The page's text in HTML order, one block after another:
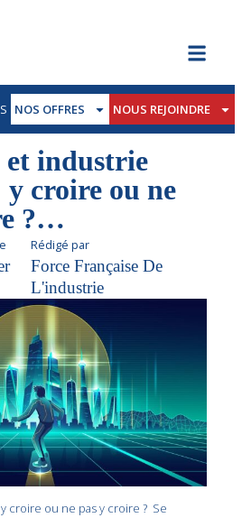
NOS OFFRES NOUS REJOINDRE
et industrie
croire ou ne
?…
Rédigé par
Force Française De
L'industrie
croire ou ne pas y croire ? Se